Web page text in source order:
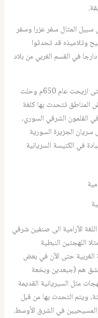
سبيل المثال سفر عزرا وسفر
وتلاميذه قد تحدثوا
دارجا في القسم الغربي من بلاد
استمرت الآرامية في مساحات واسعة حتى ازيحت عام 650م وحلت
المناطق تتحدث بها كلغة
القلمون الشرقي السوري،
الجزيرة السورية
في الكنيسة السريانية
الآرامية الى صنفين شرقي
اللهجتين النبطية
الغربية حتى الآن في بعض
و3 قرى في دمشق هم (جبعدين وبخعة
مثل السيريانية القديمة
ويتم التحدث بها من قبل
في الشرق الأوسط.